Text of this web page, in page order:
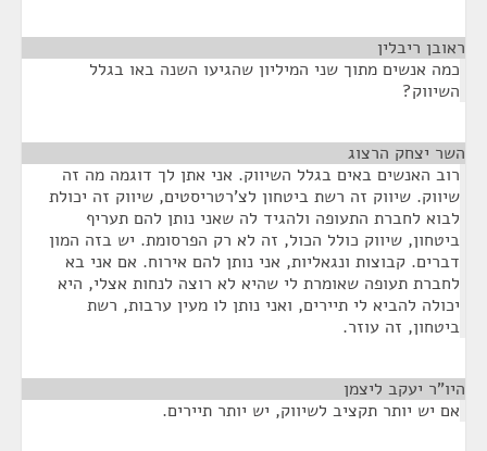
ראובן ריבלין
כמה אנשים מתוך שני המיליון שהגיעו השנה באו בגלל
השיווק?
השר יצחק הרצוג
רוב האנשים באים בגלל השיווק. אני אתן לך דוגמה מה זה
שיווק. שיווק זה רשת ביטחון לצ'רטריסטים, שיווק זה יכולת
לבוא לחברת התעופה ולהגיד לה שאני נותן להם תעריף
ביטחון, שיווק כולל הכול, זה לא רק הפרסומת. יש בזה המון
דברים. קבוצות ונגאליות, אני נותן להם אירוח. אם אני בא
לחברת תעופה שאומרת לי שהיא לא רוצה לנחות אצלי, היא
יכולה להביא לי תיירים, ואני נותן לו מעין ערבות, רשת
ביטחון, זה עוזר.
היו"ר יעקב ליצמן
אם יש יותר תקציב לשיווק, יש יותר תיירים.